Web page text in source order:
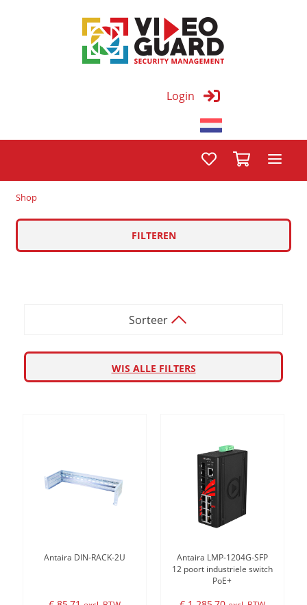
Login
Shop
FILTEREN
Sorteer
WIS ALLE FILTERS
Antaira DIN-RACK-2U
Antaira LMP-1204G-SFP
12 poort industriele switch
PoE+